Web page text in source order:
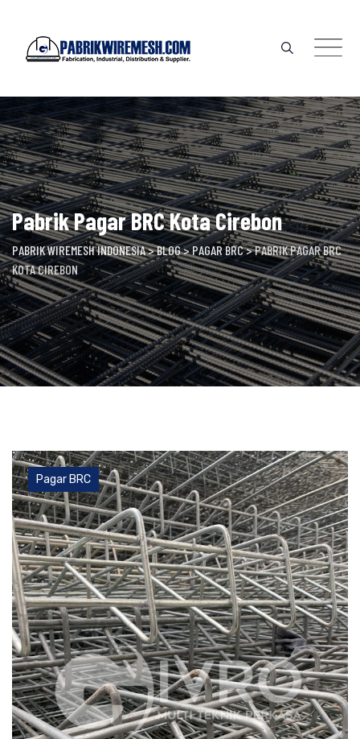
content
Pabrik Pagar BRC Kota Cirebon
PABRIK WIREMESH INDONESIA>BLOG>PAGAR BRC>PABRIK PAGAR BRC
KOTA CIREBON
Pagar BRC